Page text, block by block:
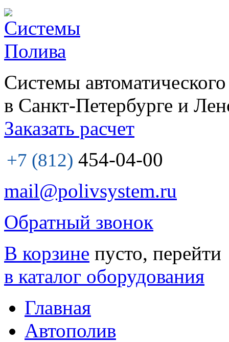
Системы
в Санкт-Петербурге и
Заказать расчет
+7 (812) 454-04-00
mail@polivsystem.ru
Обратный звонок
В корзине пусто, перейти
в каталог оборудования
Главная
Автополив